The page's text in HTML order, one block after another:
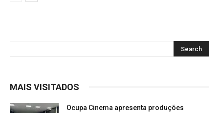
MAIS VISITADOS
Ocupa Cinema apresenta produções